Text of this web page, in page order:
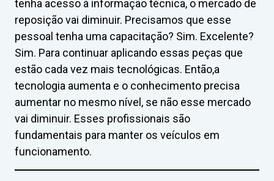
tenha acesso à informação técnica, o mercado de
reposição vai diminuir. Precisamos que esse
pessoal tenha uma capacitação? Sim. Excelente?
Sim. Para continuar aplicando essas peças que
estão cada vez mais tecnológicas. Então,a
tecnologia aumenta e o conhecimento precisa
aumentar no mesmo nível, se não esse mercado
vai diminuir. Esses profissionais são
fundamentais para manter os veículos em
funcionamento.